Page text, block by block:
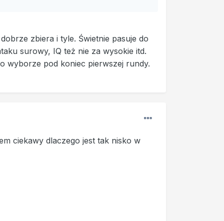
zbiera i tyle. Świetnie pasuje do
surowy, IQ też nie za wysokie itd.
wyborze pod koniec pierwszej rundy.
ciekawy dlaczego jest tak nisko w